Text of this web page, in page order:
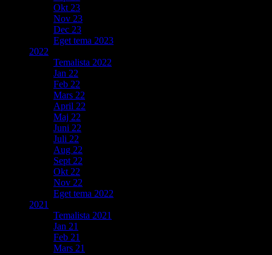
Okt 23
Nov 23
Dec 23
Eget tema 2023
2022
Temalista 2022
Jan 22
Feb 22
Mars 22
April 22
Maj 22
Juni 22
Juli 22
Aug 22
Sept 22
Okt 22
Nov 22
Eget tema 2022
2021
Temalista 2021
Jan 21
Feb 21
Mars 21